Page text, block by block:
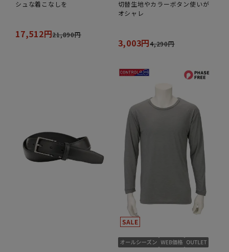
シュな着こなしを
17,512円21,890円
切替生地やカラーボタン使いが
オシャレ
3,003円4,290円